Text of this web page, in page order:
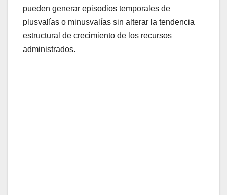
pueden generar episodios temporales de
plusvalías o minusvalías sin alterar la tendencia
estructural de crecimiento de los recursos
administrados.